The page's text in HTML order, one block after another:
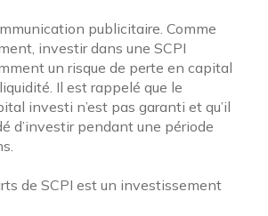
publicitaire. Comme
investir dans une SCPI
un risque de perte en capital
Il est rappelé que le
investi n’est pas garanti et qu’il
d’investir pendant une période
de SCPI est un investissement